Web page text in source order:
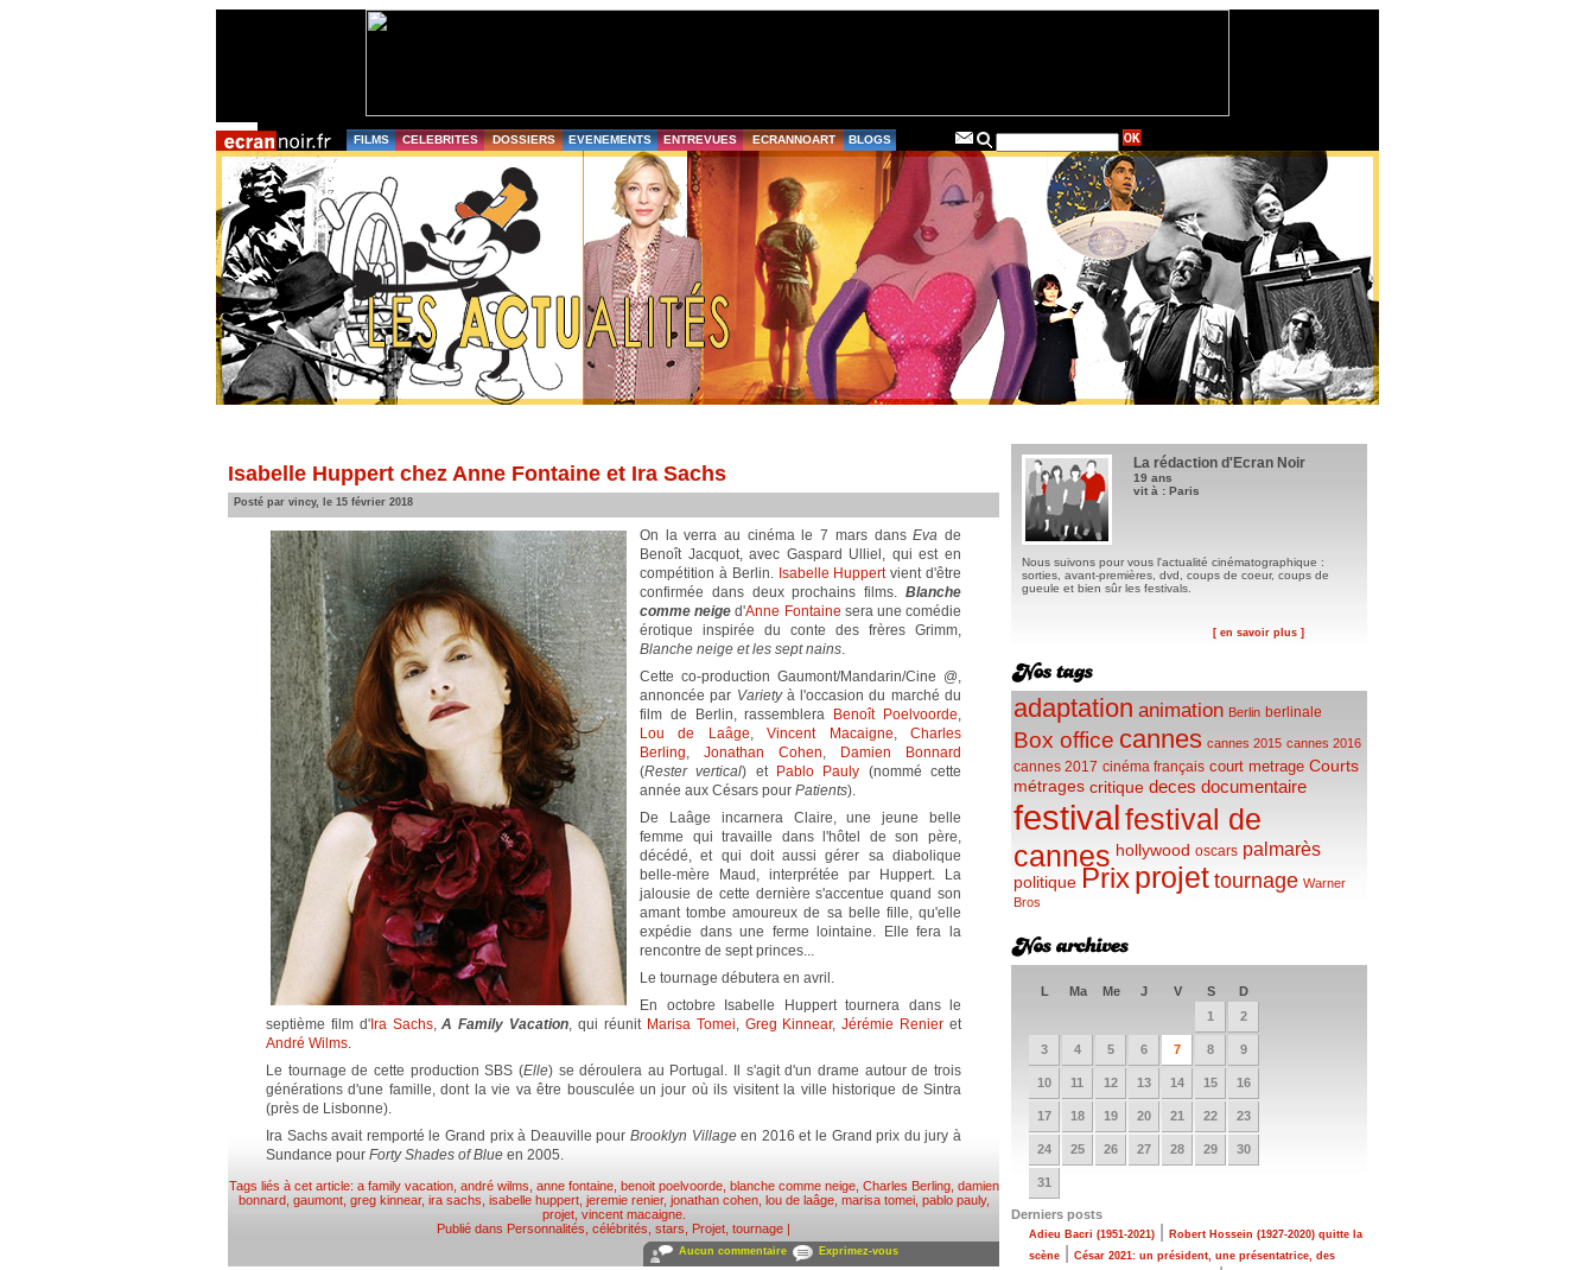
FILMS CELEBRITES DOSSIERS EVENEMENTS ENTREVUES ECRANNOART BLOGS
Isabelle Huppert chez Anne Fontaine et Ira Sachs
Posté par vincy, le 15 février 2018
On la verra au cinéma le 7 mars dansEva de
Benoît Jacquot, avec Gaspard Ulliel, qui est en
compétition à Berlin. Isabelle Huppertvient d'être
confirmée dans deux prochains films. Blanche
comme neige d'Anne Fontaine sera une comédie
érotique inspirée du conte des frères Grimm,
Blanche neige et les sept nains.
Cette co-production Gaumont/Mandarin/Cine @,
annoncée par Varietyà l'occasion du marché du
film de Berlin, rassemblera
Benoît Poelvoorde,
Lou de Laâge,Vincent Macaigne,Charles
Berling, Jonathan Cohen,
Damien Bonnard
(Rester vertical) et Pablo Pauly (nommé cette
année aux Césars pour Patients).
De Laâge incarnera Claire, une jeune belle
femme qui travaille dans l'hôtel de son père,
décédé, et qui doit aussi gérer sa diabolique
belle-mère Maud, interprétée par Huppert. La
jalousie de cette dernière s'accentue quand son
amant tombe amoureux de sa belle fille, qu'elle
expédie dans une ferme lointaine. Elle fera la
rencontre de sept princes...
Le tournage débutera en avril.
En octobre Isabelle Huppert tournera dans le
septième film d'Ira Sachs,A Family Vacation, qui réunit Marisa Tomei, Greg Kinnear,Jérémie Renier et
André Wilms.
Le tournage de cette production SBS (Elle) se déroulera au Portugal. Il s'agit d'un drame autour de trois
générations d'une famille, dont la vie va être bousculée un jour où ils visitent la ville historique de Sintra
(près de Lisbonne).
Ira Sachs avait remporté le Grand prix à Deauville pour Brooklyn Villageen 2016 et le Grand prix du jury à
Sundance pour Forty Shades of Blue en 2005.
Tags liés à cet article: a family vacation, andré wilms anne fontaine, benoit poelvoorde, blanche comme neige, Charles Berling, damien
bonnard, gaumont, greg kinnear, ira sachs isabelle huppert, jeremie renier, jonathan cohen, lou de laâge, marisa tomei, pablo pauly,
projet, vincent macaigne.
Publié dans Personnalités, célébrités, stars Projet, tournage |
Aucun commentaire Exprimez-vous
La rédaction d'Ecran Noir
19 ans
vit à : Paris
Nous suivons pour vous l'actualité cinématographique :
sorties, avant-premières, dvd, coups de coeur, coups de
gueule et bien sûr les festivals.
[ en savoir plus ]
adaptation animation Berlin berlinale
Box office cannes cannes 2015 cannes 2016
cannes 2017 cinéma français court metrage Courts
métrages critique deces documentaire
festivalfestival de
cannes hollywood oscars palmarès
politique Prixprojet tournage Warner
Bros
L Ma Me J V S
D
1
2
3 4 5 6 7 8 9
10 11 12 13 14 15 16
17 18 19 20 21 22 23
24 25 26 27 28 29 30
31
Derniers posts
Adieu Bacri (1951-2021)
Robert Hossein (1927-2020) quitte la
scène
César 2021: un président, une présentatrice, des